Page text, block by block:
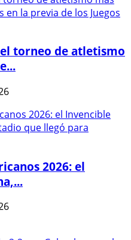
torneo de atletismo
2026: el